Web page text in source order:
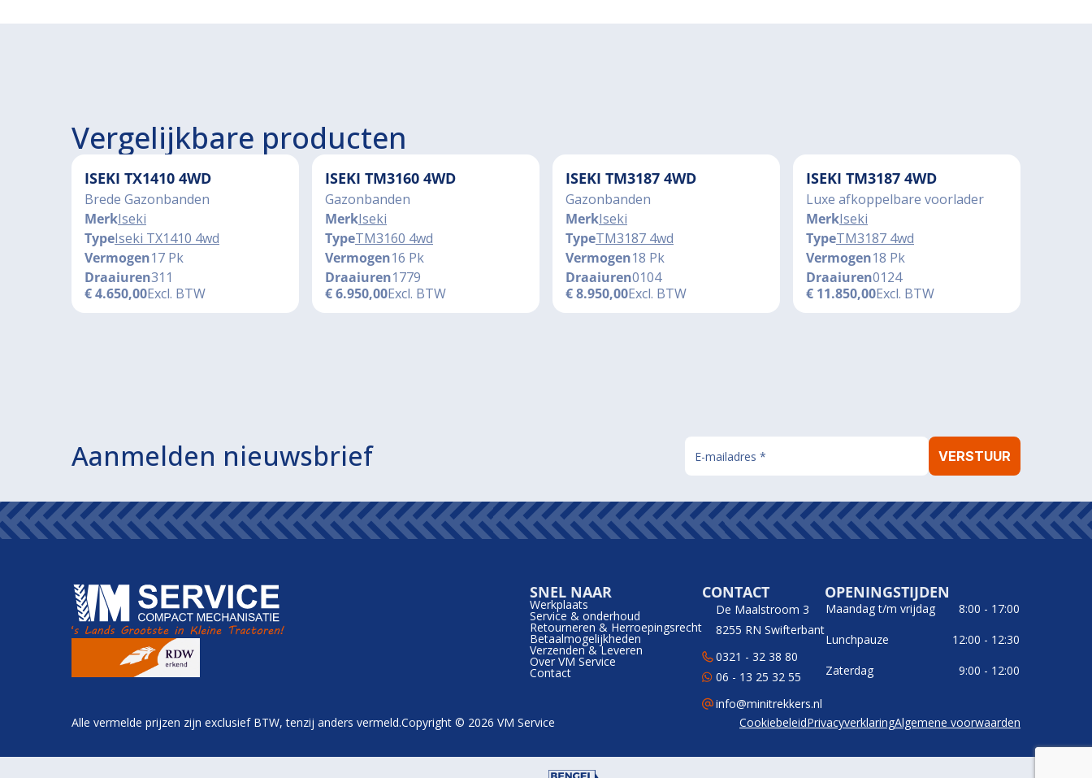
Vergelijkbare producten
ISEKI TX1410 4WD
Brede Gazonbanden
MerkIseki
TypeIseki TX1410 4wd
Vermogen17 Pk
Draaiuren311
€4.650,00Excl. BTW
ISEKI TM3160 4WD
Gazonbanden
MerkIseki
TypeTM3160 4wd
Vermogen16 Pk
Draaiuren1779
€6.950,00Excl. BTW
ISEKI TM3187 4WD
Gazonbanden
MerkIseki
TypeTM3187 4wd
Vermogen18 Pk
Draaiuren0104
€8.950,00Excl. BTW
ISEKI TM3187 4WD
Luxe afkoppelbare voorlader
MerkIseki
TypeTM3187 4wd
Vermogen18 Pk
Draaiuren0124
€ 11.850,00Excl. BTW
Aanmelden nieuwsbrief
SNEL NAAR
Werkplaats
Service & onderhoud
Retourneren & Herroepingsrecht
Betaalmogelijkheden
Verzenden & Leveren
Over VM Service
Contact
CONTACT
De Maalstroom 3
8255 RN Swifterbant
0321 - 32 38 80
06 - 13 25 32 55
info@minitrekkers.nl
OPENINGSTIJDEN
Maandag t/m vrijdag
8:00 - 17:00
Lunchpauze
12:00 - 12:30
Zaterdag
9:00 - 12:00
Alle vermelde prijzen zijn exclusief BTW, tenzij anders vermeld.Copyright © 2026 VM Service CookiebeleidPrivacyverklaringAlgemene voorwaarden